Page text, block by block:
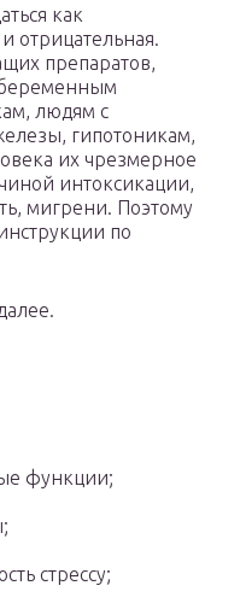
как
отрицательная.
препаратов,
людям с
гипотоникам,
их чрезмерное
интоксикации,
мигрени. Поэтому
по
функции;
стрессу;